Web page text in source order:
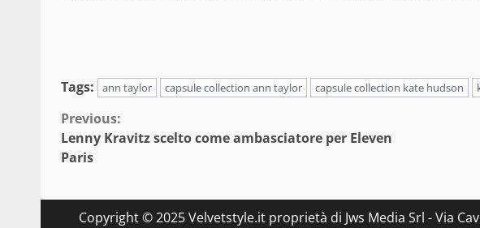
Tags:
ann taylor capsule collection ann taylor capsule collection kate hudson
Continue
Reading
Previous:
Lenny Kravitz scelto come ambasciatore per Eleven
Paris
Copyright © 2025 Velvetstyle.it proprietà di Jws Media Srl - Via